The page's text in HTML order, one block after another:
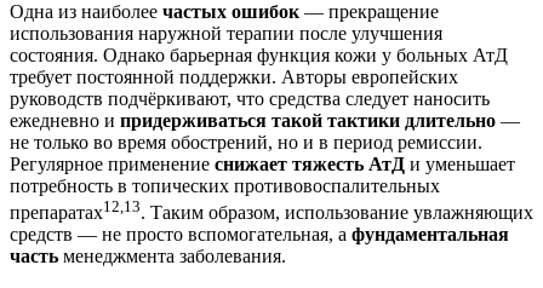
Одна из наиболее частых ошибок — прекращение
использования наружной терапии после улучшения
состояния. Однако барьерная функция кожи у больных АтД
требует постоянной поддержки. Авторы европейских
руководств подчёркивают, что средства следует наносить
ежедневно и придерживаться такой тактики длительно —
не только во время обострений, но и в период ремиссии.
Регулярное применение снижает тяжесть АтД и уменьшает
потребность в топических противовоспалительных
препаратах12,13. Таким образом, использование увлажняющих
средств — не просто вспомогательная, а фундаментальная
часть менеджмента заболевания.